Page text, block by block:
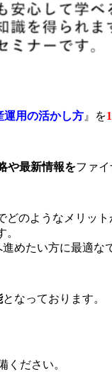
運用の活かし方 』を
や最新情報をファ
どのようなメリッ
めたい方に最適な
となっております。
ください。